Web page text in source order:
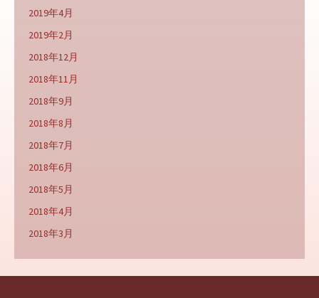
2019年4月
2019年2月
2018年12月
2018年11月
2018年9月
2018年8月
2018年7月
2018年6月
2018年5月
2018年4月
2018年3月